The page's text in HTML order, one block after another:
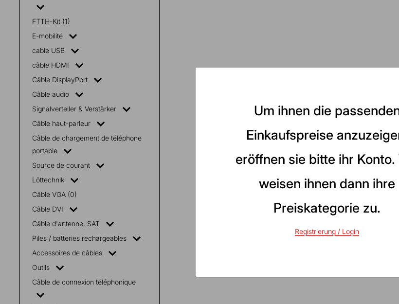
Um ihnen die
Einkaufspreise
eröffnen sie bitte ihr Konto.
weisen ihnen dann ihre
Preiskategorie zu.
Registrierung / Login
FTTH-Kit (1)
E-mobilité
cable USB
câble HDMI
Câble DisplayPort
Câble audio
Signalverteiler & Verstärker
Câble haut-parleur
Câble de chargement de téléphone
portable
Source de courant
Löttechnik
Câble VGA (0)
Câble DVI
Câble d'antenne, SAT
Piles / batteries rechargeables
Accessoires de câbles
Outils
Câble de connexion téléphonique